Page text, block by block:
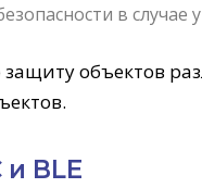
в случае
объектов
BLE